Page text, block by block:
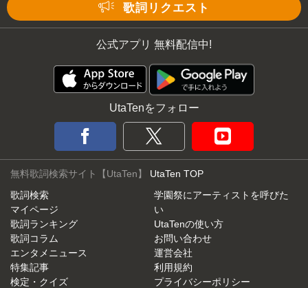
歌詞リクエスト
公式アプリ 無料配信中!
UtaTenをフォロー
無料歌詞検索サイト【UtaTen】 UtaTen TOP
歌詞検索
マイページ
歌詞ランキング
歌詞コラム
エンタメニュース
特集記事
検定・クイズ
学園祭にアーティストを呼びた
い
UtaTenの使い方
お問い合わせ
運営会社
利用規約
プライバシーポリシー